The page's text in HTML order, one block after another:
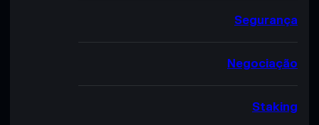
Segurança
Negociação
Staking